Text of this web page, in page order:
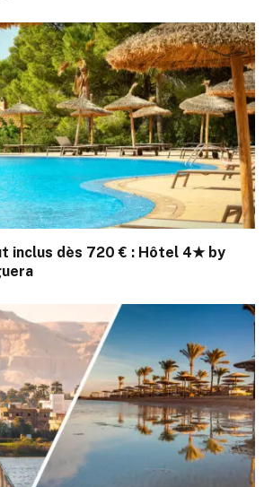
inclus dès 720 € : Hôtel 4★ by